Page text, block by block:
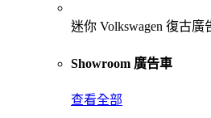
迷你 Volkswagen 復古廣
Showroom 廣告車
查看全部